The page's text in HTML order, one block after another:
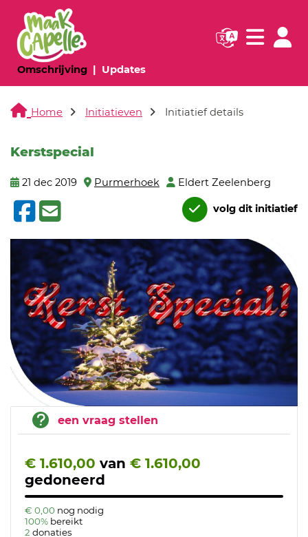
Omschrijving(huidige pagina)
Updates(huidige pagina)
Navigatie
Home Initiatieven Initiatief details
Kerstspecial
21 dec 2019 Purmerhoek Eldert Zeelenberg
volg dit initiatief
een vraag stellen
€ 1.610,00 van € 1.610,00
gedoneerd
€ 0,00 nog nodig
100% bereikt
2 donaties